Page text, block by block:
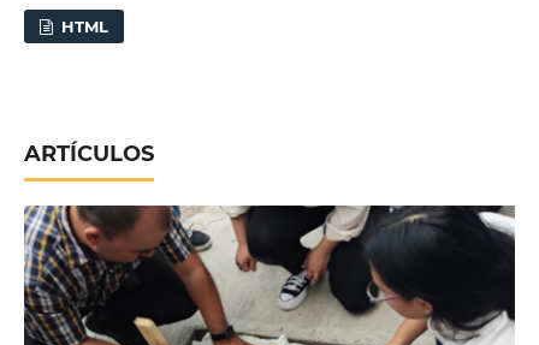
HTML
ARTÍCULOS